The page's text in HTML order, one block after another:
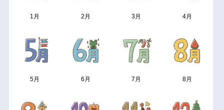
1月 2月 3月 4月
5月 6月 7月 8月